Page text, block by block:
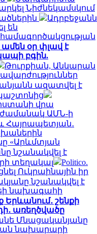
Նիժնեկամսկում
Ադրբեջանն
են
օր փլավ է
բգին.
Թուրքիան, Անկարան
ազատվել է
վրա
ժամանակ ԱՄՆ-ի
Հայրապետյան․
«Արևմտյան
նշանակվել է
տեղակալ
Politico.
Ուկրաինային իր
նշանակվել է
նախագահի
շենքի
առեղծվածը
Մնացականյանը
նախարարի